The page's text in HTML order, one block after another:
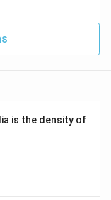
is the density of